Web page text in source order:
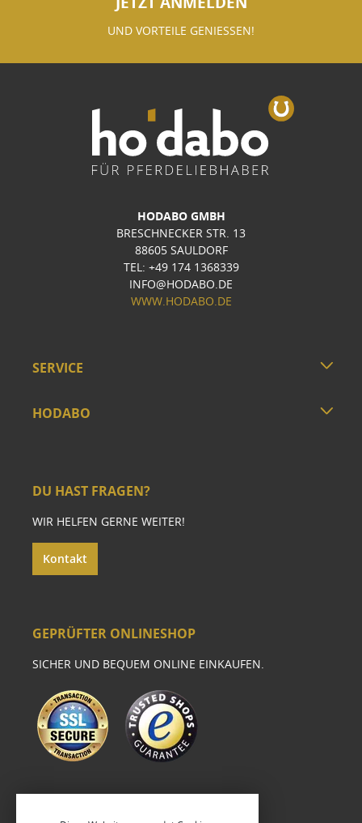
UND VORTEILE GENIESSEN!
HODABO GMBH
BRESCHNECKER STR. 13
88605 SAULDORF
TEL: +49 174 1368339
INFO@HODABO.DE
WWW.HODABO.DE
SERVICE
HODABO
DU HAST FRAGEN?
WIR HELFEN GERNE WEITER!
Kontakt
GEPRÜFTER ONLINESHOP
SICHER UND BEQUEM ONLINE EINKAUFEN.